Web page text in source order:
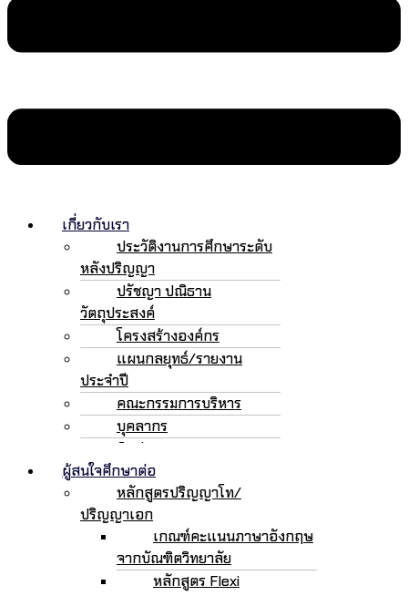
เกี่ยวกับเรา
ประวัติงานการศึกษาระดับ
หลังปริญญา
ปรัชญา ปณิธาน
วัตถุประสงค์
โครงสร้างองค์กร
แผนกลยุทธ์/รายงาน
ประจำปี
คณะกรรมการบริหาร
บุคลากร
ติดต่อเรา
ผู้สนใจศึกษาต่อ
หลักสูตรปริญญาโท/
ปริญญาเอก
เกณฑ์คะแนนภาษาอังกฤษ
จากบัณฑิตวิทยาลัย
หลักสูตร Flexi